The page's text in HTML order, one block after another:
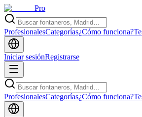
Pro
ProfesionalesCategorías¿Cómo funciona?
Iniciar sesiónRegistrarse
ProfesionalesCategorías¿Cómo funciona?